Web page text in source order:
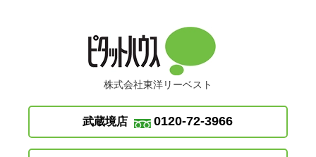
株式会社東洋リーベスト
武蔵境店 0120-72-3966